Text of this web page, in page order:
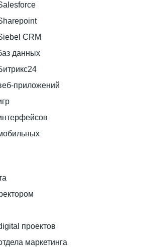
CRM
данных
приложений
проектов
маркетинга